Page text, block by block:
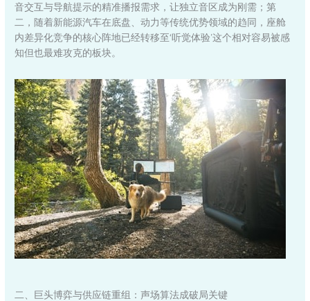
音交互与导航提示的精准播报需求，让独立音区成为刚需；第
二，随着新能源汽车在底盘、动力等传统优势领域的趋同，座舱
内差异化竞争的核心阵地已经转移至‘听觉体验’这个相对容易被感
知但也最难攻克的板块。
二、巨头博弈与供应链重组：声场算法成破局关键